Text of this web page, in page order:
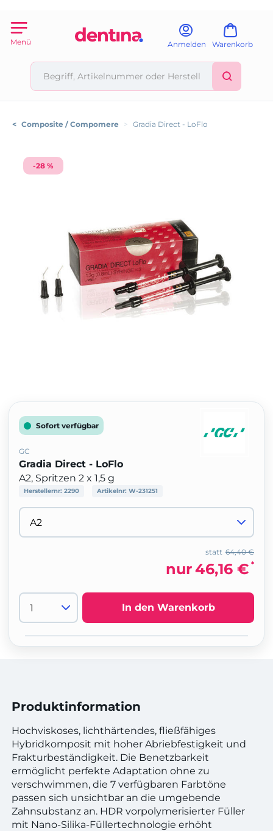
Menü Anmelden Warenkorb
< Composite / Compomere > Gradia Direct - LoFlo
-28 %
Sofort verfügbar
GC
Gradia Direct - LoFlo
A2, Spritzen 2 x 1,5 g
Herstellernr: 2290 Artikelnr: W-231251
64,40 €
statt
nur46,16 € *
In den Warenkorb
Produktinformation
Hochviskoses, lichthärtendes, fließfähiges
Hybridkomposit mit hoher Abriebfestigkeit und
Frakturbeständigkeit. Die Benetzbarkeit
ermöglicht perfekte Adaptation ohne zu
verschwimmen, die 7 verfügbaren Farbtöne
passen sich unsichtbar an die umgebende
Zahnsubstanz an. HDR vorpolymerisierter Füller
mit Nano-Silika-Füllertechnologie erhöht